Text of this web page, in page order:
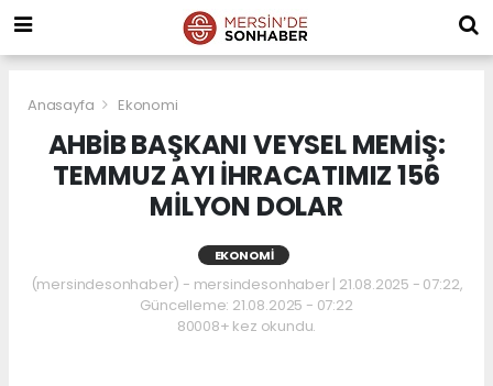
Anasayfa Ekonomi
AHBİB BAŞKANI VEYSEL MEMİŞ:
TEMMUZ AYI İHRACATIMIZ 156
MİLYON DOLAR
EKONOMI
(mersindesonhaber) - mersindesonhaber | 21.08.2025 - 07:22,
Güncelleme: 21.08.2025 - 07:22
80008+ kez okundu.